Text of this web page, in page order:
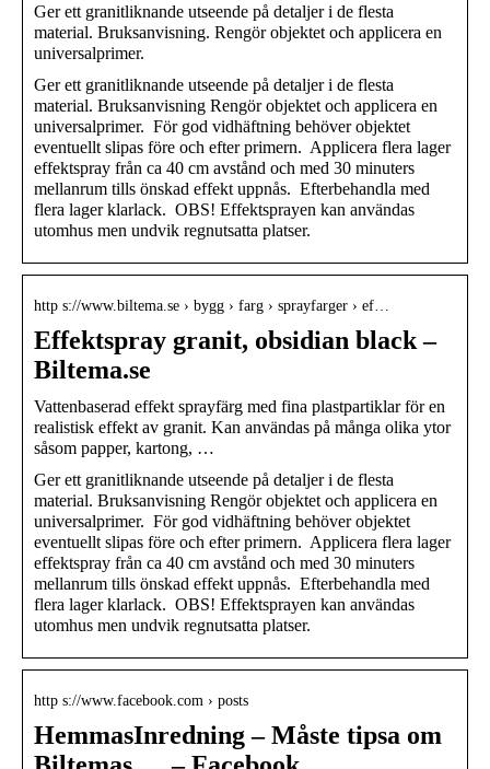
Ger ett granitliknande utseende på detaljer i de flesta
material. Bruksanvisning. Rengör objektet och applicera en
universalprimer.
Ger ett granitliknande utseende på detaljer i de flesta
material. Bruksanvisning Rengör objektet och applicera en
universalprimer. För god vidhäftning behöver objektet
eventuellt slipas före och efter primern. Applicera flera lager
effektspray från ca 40 cm avstånd och med 30 minuters
mellanrum tills önskad effekt uppnås. Efterbehandla med
flera lager klarlack. OBS! Effektsprayen kan användas
utomhus men undvik regnutsatta platser.
http s://www.biltema.se › bygg › farg › sprayfarger › ef…
Effektspray granit, obsidian black –
Biltema.se
Vattenbaserad effekt sprayfärg med fina plastpartiklar för en
realistisk effekt av granit. Kan användas på många olika ytor
såsom papper, kartong, …
Ger ett granitliknande utseende på detaljer i de flesta
material. Bruksanvisning Rengör objektet och applicera en
universalprimer. För god vidhäftning behöver objektet
eventuellt slipas före och efter primern. Applicera flera lager
effektspray från ca 40 cm avstånd och med 30 minuters
mellanrum tills önskad effekt uppnås. Efterbehandla med
flera lager klarlack. OBS! Effektsprayen kan användas
utomhus men undvik regnutsatta platser.
http s://www.facebook.com › posts
HemmasInredning – Måste tipsa om